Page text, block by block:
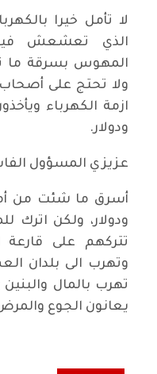
لا تأمل خيرا
الذي تعشعش
المهوس بسرقة ما
ولا تحتج على
ازمة الكهرباء
ودولار.
عزيزي المسؤول
أسرق ما شئت من
ودولار، ولكن اترك
تتركهم على قارعة
وتهرب الى بلدان
تهرب بالمال
يعانون الجوع